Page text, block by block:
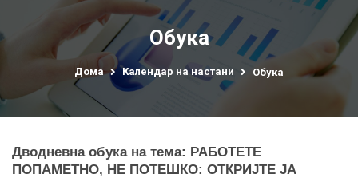
Обука
Дома Календар на настани Обука
Дводневна обука на тема: РАБОТЕТЕ
ПОПАМЕТНО, НЕ ПОТЕШКО: ОТКРИЈТЕ ЈА